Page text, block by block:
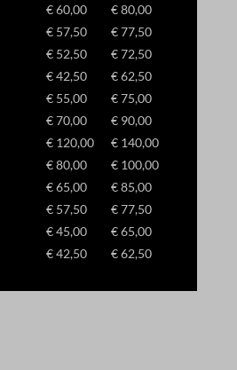
€ 60,00
€ 80,00
€ 57,50
€ 77,50
€ 52,50
€ 72,50
€ 42,50
€ 62,50
€ 55,00
€ 75,00
€ 70,00
€ 90,00
€ 120,00
€ 140,00
€ 80,00
€ 100,00
€ 65,00
€ 85,00
€ 57,50
€ 77,50
€ 45,00
€ 65,00
€ 42,50 € 62,50